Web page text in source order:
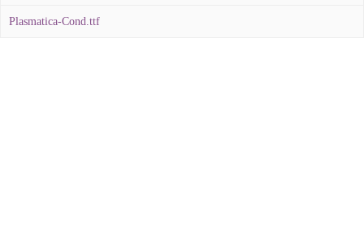
Plasmatica-Cond.ttf